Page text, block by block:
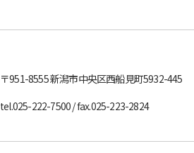
〒951-8555新潟市中央区西船見町5932-445
tel.025-222-7500/ fax.025-223-2824